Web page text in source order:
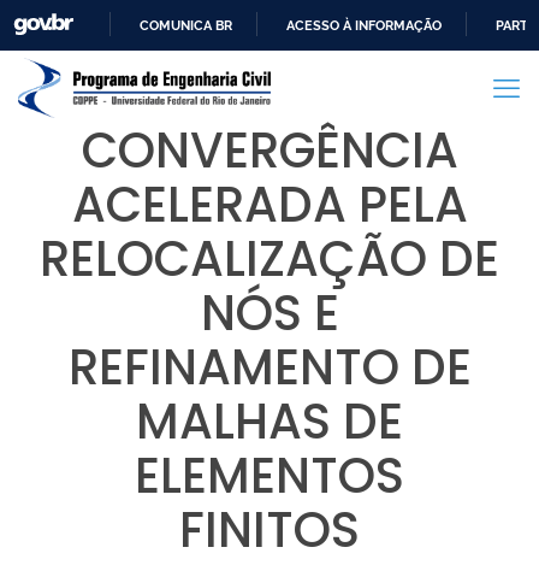
PARA
CONTEÚDO
COMUNICA BR ACESSO À INFORMAÇÃO
CONVERGÊNCIA
ACELERADA PELA
RELOCALIZAÇÃO DE
NÓS E
REFINAMENTO DE
MALHAS DE
ELEMENTOS
FINITOS